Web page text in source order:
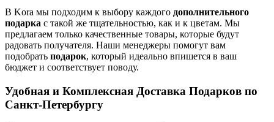
В Kora мы подходим к выбору каждого дополнительного
подарка с такой же тщательностью, как и к цветам. Мы
предлагаем только качественные товары, которые будут
радовать получателя. Наши менеджеры помогут вам
подобрать подарок, который идеально впишется в ваш
бюджет и соответствует поводу.
Удобная и Комплексная Доставка Подарков по
Санкт-Петербургу